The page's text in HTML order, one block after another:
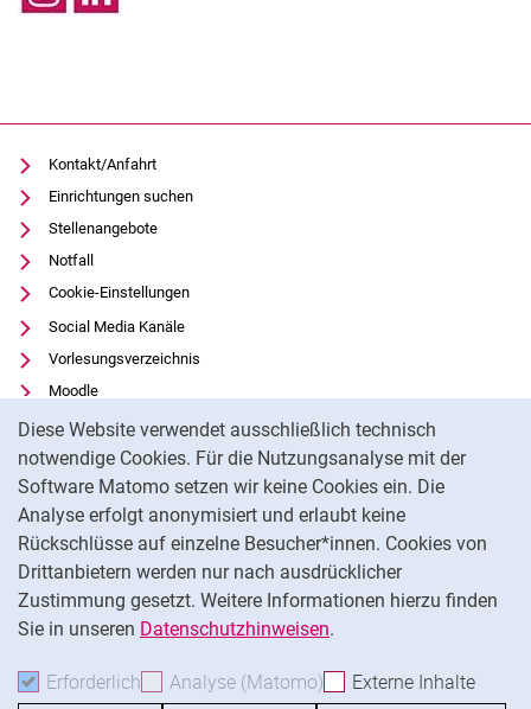
Diese Website verwendet ausschließlich technisch
notwendige Cookies. Für die Nutzungsanalyse mit der
Software Matomo setzen wir keine Cookies ein. Die
Analyse erfolgt anonymisiert und erlaubt keine
Rückschlüsse auf einzelne Besucher*innen. Cookies von
Drittanbietern werden nur nach ausdrücklicher
Zustimmung gesetzt. Weitere Informationen hierzu finden
Sie in unseren Datenschutzhinweisen.
Erforderlich Erforderliche Cookies akzeptieren
Analyse (Matomo) Analyse-Cookies
Externe Inhalte
Kontakt/Anfahrt
Einrichtungen suchen
Stellenangebote
Notfall
Cookie-Einstellungen
Social Media Kanäle
Vorlesungsverzeichnis
Moodle
Panopto
Universitätsbibliothek
Datenschutz
Barrierefreiheit
Transparenter KI-Einsatz